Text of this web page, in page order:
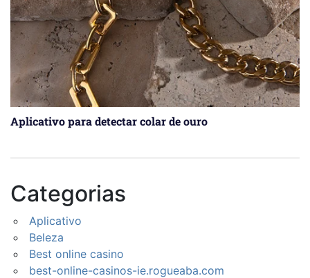
Aplicativo para detectar colar de ouro
Categorias
Aplicativo
Beleza
Best online casino
best-online-casinos-ie.rogueaba.com